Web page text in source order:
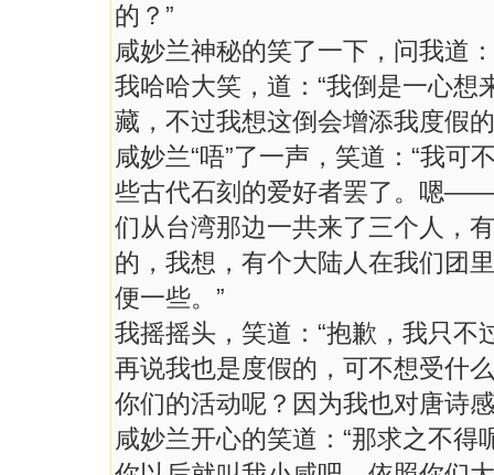
的？”
咸妙兰神秘的笑了一下，问我道
我哈哈大笑，道：“我倒是一心
藏，不过我想这倒会增添我度假
咸妙兰“唔”了一声，笑道：“我
些古代石刻的爱好者罢了。嗯
们从台湾那边一共来了三个人，
的，我想，有个大陆人在我们团
便一些。”
我摇摇头，笑道：“抱歉，我只
再说我也是度假的，可不想受什
你们的活动呢？因为我也对唐诗
咸妙兰开心的笑道：“那求之不得